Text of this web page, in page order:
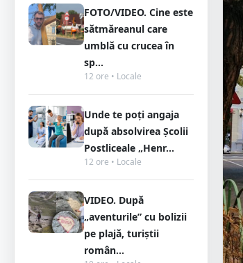
FOTO/VIDEO. Cine este
sătmăreanul care
umblă cu crucea în
sp...
12 ore • Locale
Unde te poți angaja
după absolvirea Școlii
Postliceale „Henr...
12 ore • Locale
VIDEO. După
„aventurile” cu bolizii
pe plajă, turiștii
român...